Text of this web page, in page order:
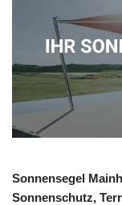
Sonnensegel
Sonnenschutz,